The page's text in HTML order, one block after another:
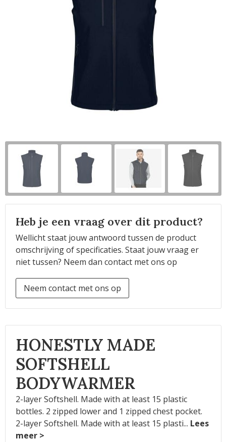
Bloemen en planten
Heb je een vraag over dit product?
Wellicht staat jouw antwoord tussen de product
omschrijving of specificaties. Staat jouw vraag er
niet tussen? Neem dan contact met ons op
Neem contact met ons op
HONESTLY MADE
SOFTSHELL
BODYWARMER
2-layer Softshell. Made with at least 15 plastic
bottles. 2 zipped lower and 1 zipped chest pocket.
2-layer Softshell. Made with at least 15 plasti...